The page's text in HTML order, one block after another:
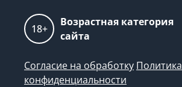
18+
Возрастная категория
сайта
Согласие на обработку Политика
конфиденциальности